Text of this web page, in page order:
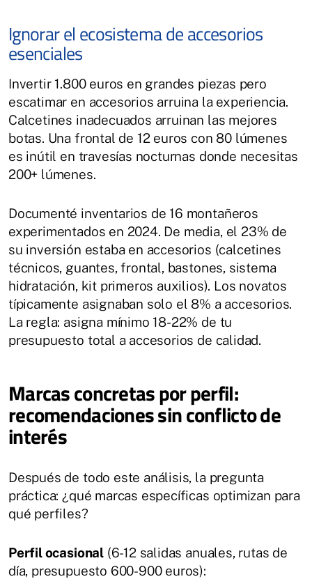
Ignorar el ecosistema de accesorios
esenciales
Invertir 1.800 euros en grandes piezas pero
escatimar en accesorios arruina la experiencia.
Calcetines inadecuados arruinan las mejores
botas. Una frontal de 12 euros con 80 lúmenes
es inútil en travesías nocturnas donde necesitas
200+ lúmenes.
Documenté inventarios de 16 montañeros
experimentados en 2024. De media, el 23% de
su inversión estaba en accesorios (calcetines
técnicos, guantes, frontal, bastones, sistema
hidratación, kit primeros auxilios). Los novatos
típicamente asignaban solo el 8% a accesorios.
La regla: asigna mínimo 18-22% de tu
presupuesto total a accesorios de calidad.
Marcas concretas por perfil:
recomendaciones sin conflicto de
interés
Después de todo este análisis, la pregunta
práctica: ¿qué marcas específicas optimizan para
qué perfiles?
Perfil ocasional(6-12 salidas anuales, rutas de
día, presupuesto 600-900 euros):